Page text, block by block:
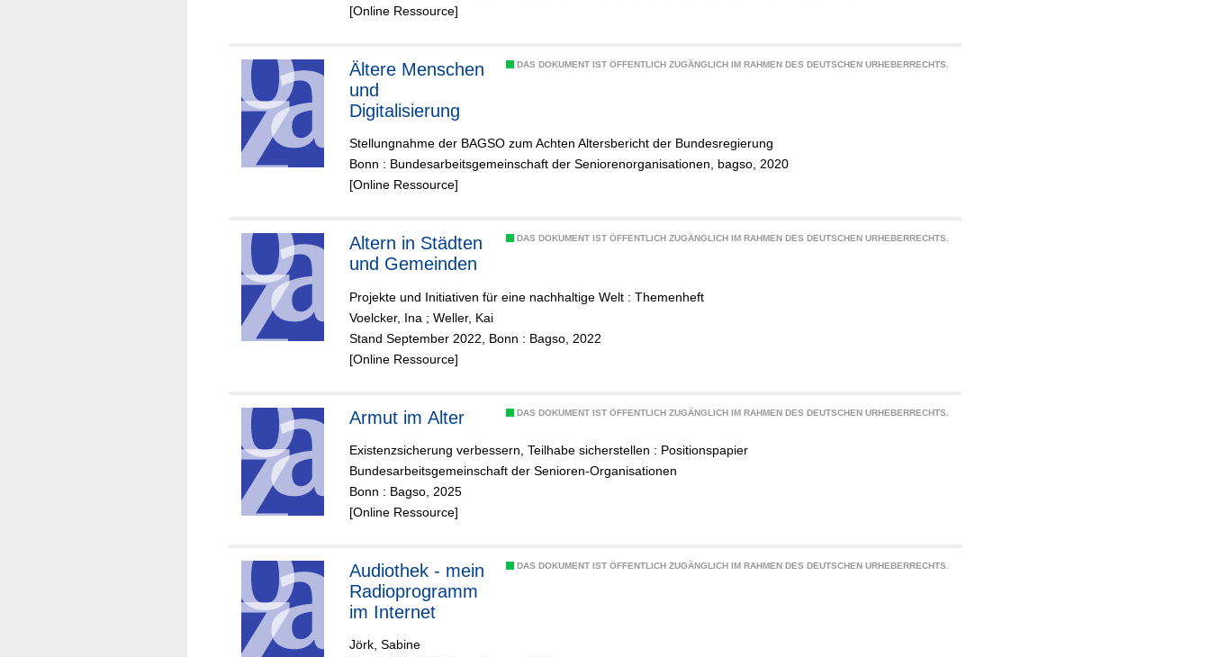
[Online Ressource]
DAS DOKUMENT IST ÖFFENTLICH ZUGÄNGLICH IM RAHMEN DES DEUTSCHEN URHEBERRECHTS.
Ältere Menschen
und
Digitalisierung
Stellungnahme der BAGSO zum Achten Altersbericht der Bundesregierung
Bonn : Bundesarbeitsgemeinschaft der Seniorenorganisationen, bagso, 2020
[Online Ressource]
DAS DOKUMENT IST ÖFFENTLICH ZUGÄNGLICH IM RAHMEN DES DEUTSCHEN URHEBERRECHTS.
Altern in Städten
und Gemeinden
Projekte und Initiativen für eine nachhaltige Welt : Themenheft
Voelcker, Ina ; Weller, Kai
Stand September 2022, Bonn : Bagso, 2022
[Online Ressource]
DAS DOKUMENT IST ÖFFENTLICH ZUGÄNGLICH IM RAHMEN DES DEUTSCHEN URHEBERRECHTS.
Armut im Alter
Existenzsicherung verbessern, Teilhabe sicherstellen : Positionspapier
Bundesarbeitsgemeinschaft der Senioren-Organisationen
Bonn : Bagso, 2025
[Online Ressource]
DAS DOKUMENT IST ÖFFENTLICH ZUGÄNGLICH IM RAHMEN DES DEUTSCHEN URHEBERRECHTS.
Audiothek - mein
Radioprogramm
im Internet
Jörk, Sabine